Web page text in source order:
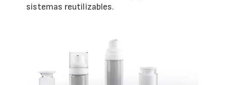
sistemas reutilizables.